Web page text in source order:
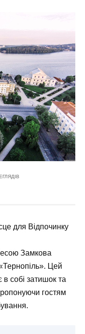
для Відпочинку
Замкова
Цей
собі затишок та
гостям